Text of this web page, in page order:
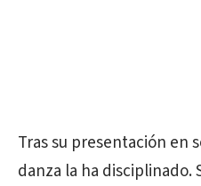
Tras su presentación en
danza la ha disciplinado.